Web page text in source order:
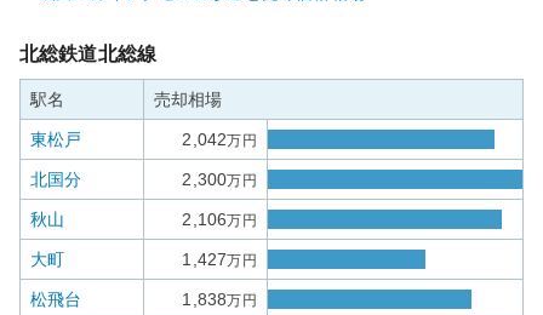
北総鉄道北総線
駅名 売却相場
東松戸 2,042万円
北国分 2,300万円
秋山 2,106万円
大町 1,427万円
松飛台 1,838万円